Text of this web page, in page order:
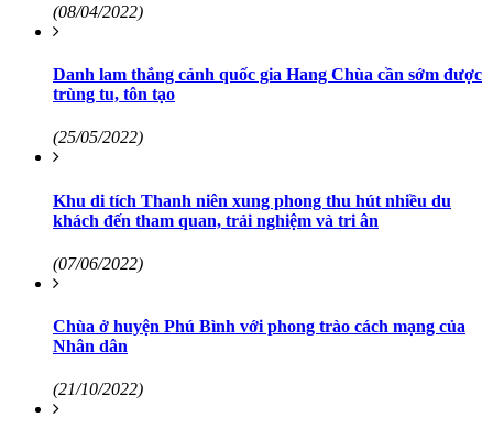
(08/04/2022)
Danh lam thắng cảnh quốc gia Hang Chùa cần sớm được
trùng tu, tôn tạo
(25/05/2022)
Khu di tích Thanh niên xung phong thu hút nhiều du
khách đến tham quan, trải nghiệm và tri ân
(07/06/2022)
Chùa ở huyện Phú Bình với phong trào cách mạng của
Nhân dân
(21/10/2022)